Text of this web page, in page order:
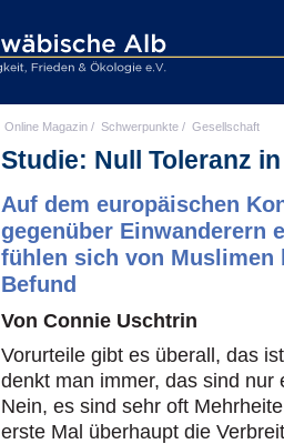
Online Magazin / Schwerpunkte / Gesellschaft
Studie: Null Toleranz
Auf dem europäischen
gegenüber Einwanderern
fühlen sich von Muslimen
Befund
Von Connie Uschtrin
Vorurteile gibt es überall, das
denkt man immer, das sind
Nein, es sind sehr oft
erste Mal überhaupt die